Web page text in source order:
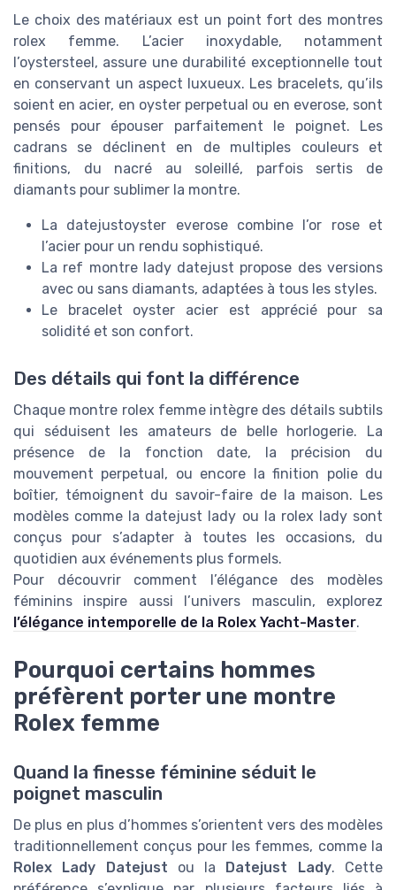
Le choix des matériaux est un point fort des montres
rolex femme. L’acier inoxydable, notamment
l’oystersteel, assure une durabilité exceptionnelle tout
en conservant un aspect luxueux. Les bracelets, qu’ils
soient en acier, en oyster perpetual ou en everose, sont
pensés pour épouser parfaitement le poignet. Les
cadrans se déclinent en de multiples couleurs et
finitions, du nacré au soleillé, parfois sertis de
diamants pour sublimer la montre.
La datejustoyster everose combine l’or rose et
l’acier pour un rendu sophistiqué.
La ref montre lady datejust propose des versions
avec ou sans diamants, adaptées à tous les styles.
Le bracelet oyster acier est apprécié pour sa
solidité et son confort.
Des détails qui font la différence
Chaque montre rolex femme intègre des détails subtils
qui séduisent les amateurs de belle horlogerie. La
présence de la fonction date, la précision du
mouvement perpetual, ou encore la finition polie du
boîtier, témoignent du savoir-faire de la maison. Les
modèles comme la datejust lady ou la rolex lady sont
conçus pour s’adapter à toutes les occasions, du
quotidien aux événements plus formels.
Pour découvrir comment l’élégance des modèles
féminins inspire aussi l’univers masculin, explorez
l’élégance intemporelle de la Rolex Yacht-Master.
Pourquoi certains hommes
préfèrent porter une montre
Rolex femme
Quand la finesse féminine séduit le
poignet masculin
De plus en plus d’hommes s’orientent vers des modèles
traditionnellement conçus pour les femmes, comme la
Rolex Lady Datejust ou la Datejust Lady. Cette